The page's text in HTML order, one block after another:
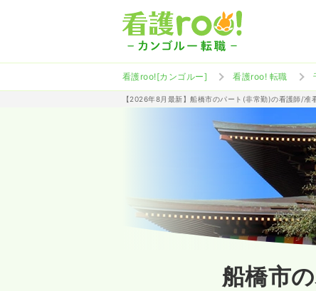
看護roo![カンゴルー] 看護roo! 転職
【2026年8月最新】船橋市のパート(非常勤)の看護師/准
船橋市